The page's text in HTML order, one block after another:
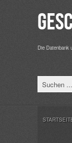
Die Datenbank